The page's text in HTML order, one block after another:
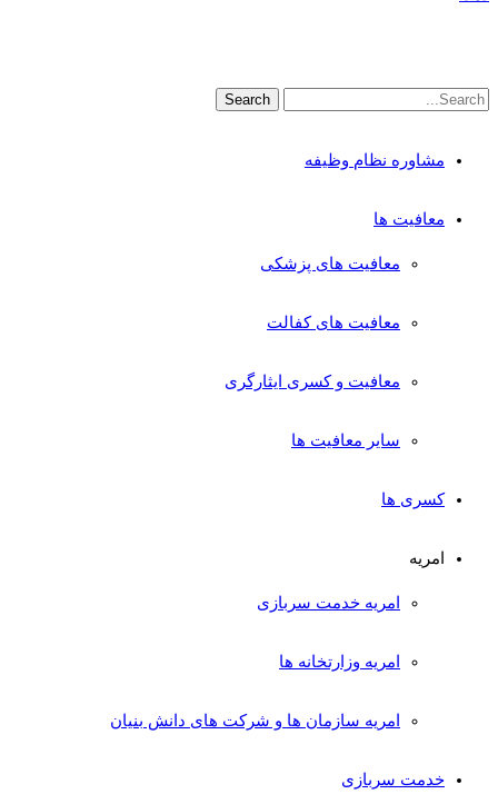
مشاوره نظام وظیفه
معافیت ها
معافیت های پزشکی
معافیت های کفالت
معافیت و کسری ایثارگری
سایر معافیت ها
کسری ها
امریه
امریه خدمت سربازی
امریه وزارتخانه ها
امریه سازمان ها و شرکت های دانش بنیان
خدمت سربازی